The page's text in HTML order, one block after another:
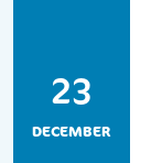
23
DECEMBER